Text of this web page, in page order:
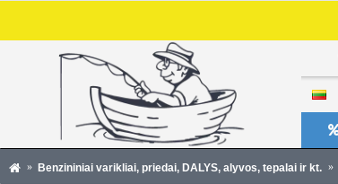
Benzininiai varikliai, priedai, DALYS, alyvos, tepalai ir kt.